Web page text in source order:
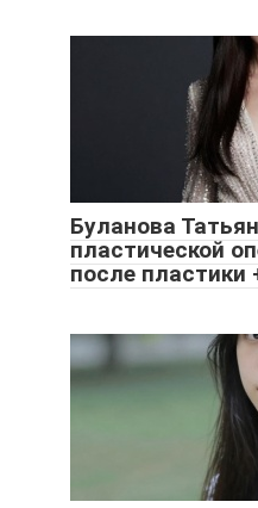
Буланова
пластической
после пластики